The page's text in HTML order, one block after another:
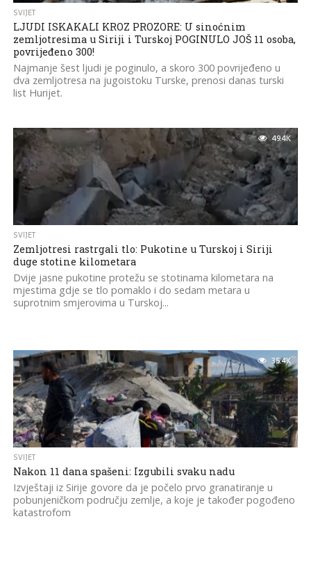
SVIJET
LJUDI ISKAKALI KROZ PROZORE: U sinoćnim
zemljotresima u Siriji i Turskoj POGINULO JOŠ 11 osoba,
povrijeđeno 300!
Najmanje šest ljudi je poginulo, a skoro 300 povrijeđeno u
dva zemljotresa na jugoistoku Turske, prenosi danas turski
list Hurijet.
49.4K
SVIJET
Zemljotresi rastrgali tlo: Pukotine u Turskoj i Siriji
duge stotine kilometara
Dvije jasne pukotine protežu se stotinama kilometara na
mjestima gdje se tlo pomaklo i do sedam metara u
suprotnim smjerovima u Turskoj...
35.4K
SVIJET
Nakon 11 dana spašeni: Izgubili svaku nadu
Izvještaji iz Sirije govore da je počelo prvo granatiranje u
pobunjeničkom području zemlje, a koje je također pogođeno
katastrofom